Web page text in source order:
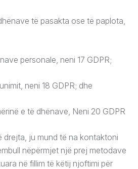
të pasakta ose të paplota,
personale, neni 17 GDPR;
neni 18 GDPR; dhe
e të dhënave, Neni 20 GDPR
drejta, ju mund të na kontaktoni
nëpërmjet një prej metodave
në fillim të këtij njoftimi për